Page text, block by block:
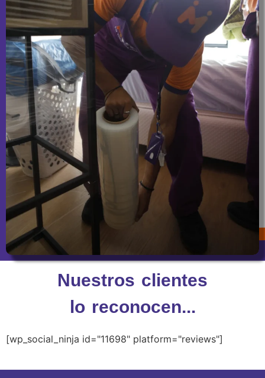
Nuestros clientes
lo reconocen...
[wp_social_ninja id="11698" platform="reviews"]